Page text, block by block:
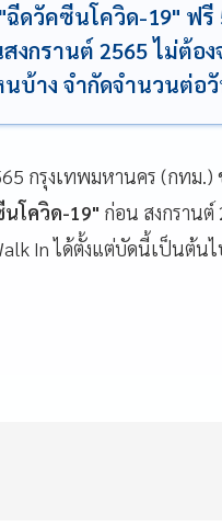
ฉีดวัคซีนโควิด-19" ฟรี
งกรานต์ 2565 ไม่ต้อง
นบ้าง จำกัดจำนวนต่อ
กรุงเทพมหานคร (กทม
โควิด-19" ก่อน สงกราน
In ได้ตั้งแต่บัดนี้เป็นต้นไ